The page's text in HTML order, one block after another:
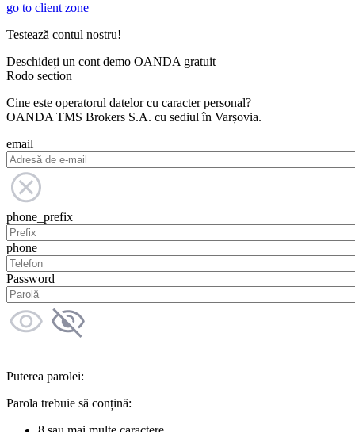
go to client zone
Testează contul nostru!
Deschideți un cont demo OANDA gratuit
Rodo section
Cine este operatorul datelor cu caracter personal?
OANDA TMS Brokers S.A. cu sediul în Varșovia.
email
phone_prefix
phone
Password
Puterea parolei:
Parola trebuie să conțină: